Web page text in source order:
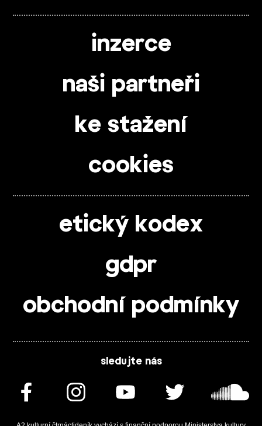
inzerce
naši partneři
ke stažení
cookies
etický kodex
gdpr
obchodní podmínky
sledujte nás